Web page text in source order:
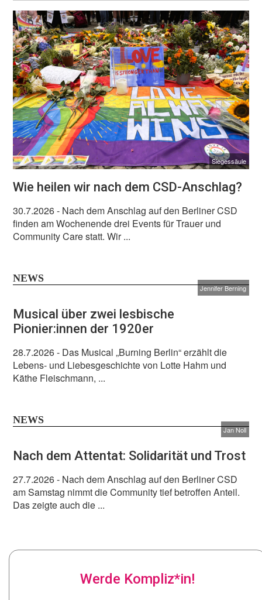
Siegessäule
Wie heilen wir nach dem CSD-Anschlag?
30.7.2026- Nach dem Anschlag auf den Berliner CSD
finden am Wochenende drei Events für Trauer und
Community Care statt. Wir ...
NEWS
Jennifer Berning
Musical über zwei lesbische
Pionier:innen der 1920er
28.7.2026- Das Musical „Burning Berlin“ erzählt die
Lebens- und Liebesgeschichte von Lotte Hahm und
Käthe Fleischmann, ...
NEWS
Jan Noll
Nach dem Attentat: Solidarität und Trost
27.7.2026- Nach dem Anschlag auf den Berliner CSD
am Samstag nimmt die Community tief betroffen Anteil.
Das zeigte auch die ...
Werde Kompliz*in!